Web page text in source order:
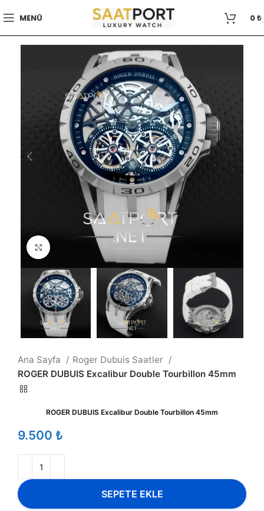
MENÜ 0₺
Büyütmek için tıklayın
Ana Sayfa
Roger Dubuis Saatler
ROGER DUBUIS Excalibur Double Tourbillon 45mm
ROGER DUBUIS Excalibur Double Tourbillon 45mm
₺
SEPETE EKLE